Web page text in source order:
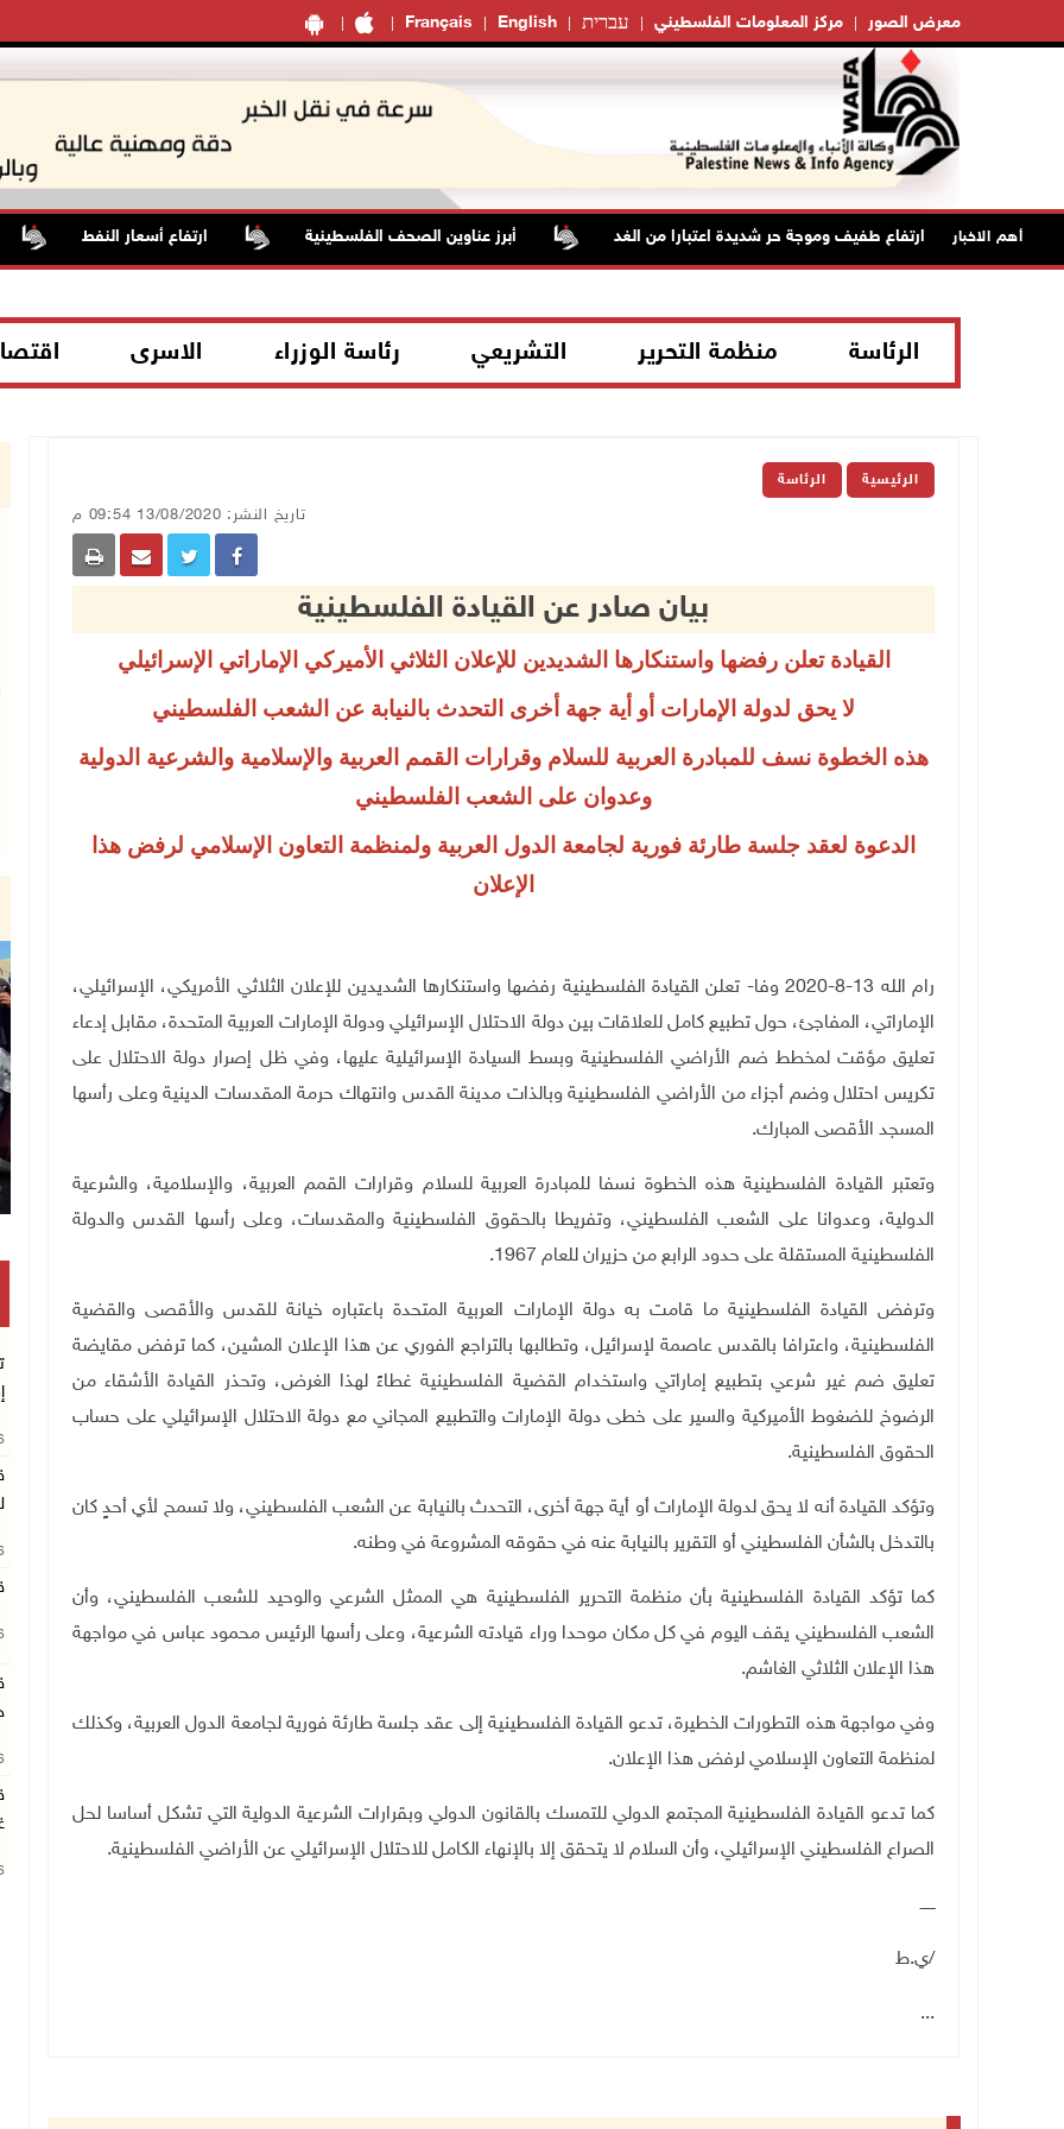
Français English עברית مركز المعلومات الفلسطيني معرض الصور
أهم الاخبار
حالة الطقس: ارتفاع طفيف وموجة حر شديدة اعتبارا من الغد أبرز عناوين الصحف الفلسطينية ارتفاع أسعار النفط
الرئاسة منظمة التحرير التشريعي رئاسة الوزراء الاسرى
الرئيسية الرئاسة
تاريخ النشر: 13/08/2020 09:54 م
بيان صادر عن القيادة الفلسطينية
القيادة تعلن رفضها واستنكارها الشديدين للإعلان الثلاثي الأميركي الإماراتي الإسرائيلي
لا يحق لدولة الإمارات أو أية جهة أخرى التحدث بالنيابة عن الشعب الفلسطيني
هذه الخطوة نسف للمبادرة العربية للسلام وقرارات القمم العربية والإسلامية والشرعية الدولية
وعدوان على الشعب الفلسطيني
الدعوة لعقد جلسة طارئة فورية لجامعة الدول العربية ولمنظمة التعاون الإسلامي لرفض هذا
الإعلان
رام الله 13-8-2020 وفا- تعلن القيادة الفلسطينية رفضها واستنكارها الشديدين للإعلان الثلاثي الأمريكي، الإسرائيلي،
الإماراتي، المفاجئ، حول تطبيع كامل للعلاقات بين دولة الاحتلال الإسرائيلي ودولة الإمارات العربية المتحدة، مقابل إدعاء
تعليق مؤقت لمخطط ضم الأراضي الفلسطينية وبسط السيادة الإسرائيلية عليها، وفي ظل إصرار دولة الاحتلال على
تكريس احتلال وضم أجزاء من الأراضي الفلسطينية وبالذات مدينة القدس وانتهاك حرمة المقدسات الدينية وعلى رأسها
المسجد الأقصى المبارك.
وتعتبر القيادة الفلسطينية هذه الخطوة نسفا للمبادرة العربية للسلام وقرارات القمم العربية، والإسلامية، والشرعية
الدولية، وعدوانا على الشعب الفلسطيني، وتفريطا بالحقوق الفلسطينية والمقدسات، وعلى رأسها القدس والدولة
الفلسطينية المستقلة على حدود الرابع من حزيران للعام 1967.
وترفض القيادة الفلسطينية ما قامت به دولة الإمارات العربية المتحدة باعتباره خيانة للقدس والأقصى والقضية
الفلسطينية، واعترافا بالقدس عاصمة لإسرائيل، وتطالبها بالتراجع الفوري عن هذا الإعلان المشين، كما ترفض مقايضة
تعليق ضم غير شرعي بتطبيع إماراتي واستخدام القضية الفلسطينية غطاءً لهذا الغرض، وتحذر القيادة الأشقاء من
الرضوخ للضغوط الأميركية والسير على خطى دولة الإمارات والتطبيع المجاني مع دولة الاحتلال الإسرائيلي على حساب
الحقوق الفلسطينية.
وتؤكد القيادة أنه لا يحق لدولة الإمارات أو أية جهة أخرى، التحدث بالنيابة عن الشعب الفلسطيني، ولا تسمح لأي أحدٍ كان
بالتدخل بالشأن الفلسطيني أو التقرير بالنيابة عنه في حقوقه المشروعة في وطنه.
كما تؤكد القيادة الفلسطينية بأن منظمة التحرير الفلسطينية هي الممثل الشرعي والوحيد للشعب الفلسطيني، وأن
الشعب الفلسطيني يقف اليوم في كل مكان موحدا وراء قيادته الشرعية، وعلى رأسها الرئيس محمود عباس في مواجهة
هذا الإعلان الثلاثي الغاشم.
وفي مواجهة هذه التطورات الخطيرة، تدعو القيادة الفلسطينية إلى عقد جلسة طارئة فورية لجامعة الدول العربية، وكذلك
لمنظمة التعاون الإسلامي لرفض هذا الإعلان.
كما تدعو القيادة الفلسطينية المجتمع الدولي للتمسك بالقانون الدولي وبقرارات الشرعية الدولية التي تشكل أساسا لحل
الصراع الفلسطيني الإسرائيلي، وأن السلام لا يتحقق إلا بالإنهاء الكامل للاحتلال الإسرائيلي عن الأراضي الفلسطينية.
ــــــ
/ي.ط
...